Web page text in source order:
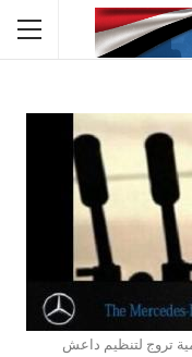
تروج لتنظيم داعش